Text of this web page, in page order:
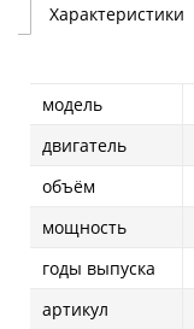
Характеристики
модель
двигатель
объём
мощность
годы выпуска
артикул